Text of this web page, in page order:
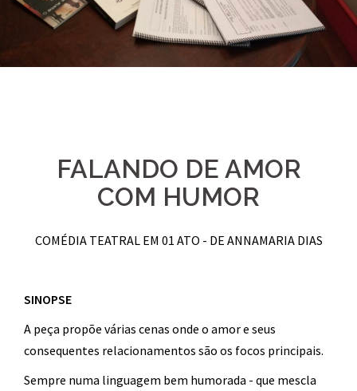
FALANDO DE AMOR
COM HUMOR
COMÉDIA TEATRAL EM 01 ATO - DE ANNAMARIA DIAS
SINOPSE
A peça propõe várias cenas onde o amor e seus
consequentes relacionamentos são os focos principais.
Sempre numa linguagem bem humorada - que mescla